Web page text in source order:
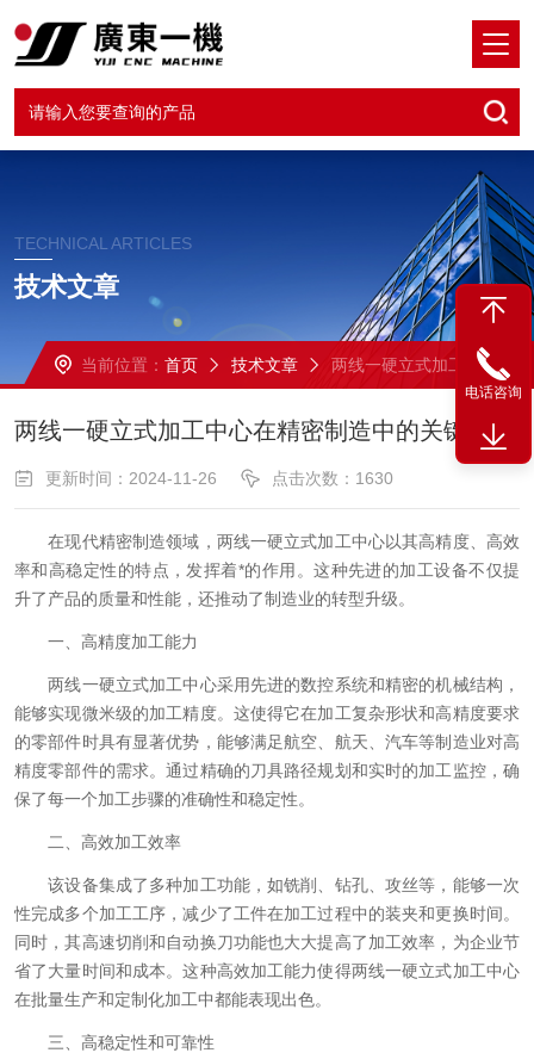
TECHNICAL ARTICLES
技术文章
当前位置： 首页 技术文章 两线一硬立式加工中心在精密制造中的关键作用
两线一硬立式加工中心在精密制造中的关键作用
更新时间：2024-11-26 点击次数：1630
在现代精密制造领域，两线一硬立式加工中心以其高精度、高效
率和高稳定性的特点，发挥着*的作用。这种先进的加工设备不仅提
升了产品的质量和性能，还推动了制造业的转型升级。
一、高精度加工能力
两线一硬立式加工中心采用先进的数控系统和精密的机械结构，
能够实现微米级的加工精度。这使得它在加工复杂形状和高精度要求
的零部件时具有显著优势，能够满足航空、航天、汽车等制造业对高
精度零部件的需求。通过精确的刀具路径规划和实时的加工监控，确
保了每一个加工步骤的准确性和稳定性。
二、高效加工效率
该设备集成了多种加工功能，如铣削、钻孔、攻丝等，能够一次
性完成多个加工工序，减少了工件在加工过程中的装夹和更换时间。
同时，其高速切削和自动换刀功能也大大提高了加工效率，为企业节
省了大量时间和成本。这种高效加工能力使得两线一硬立式加工中心
在批量生产和定制化加工中都能表现出色。
三、高稳定性和可靠性
电话咨询